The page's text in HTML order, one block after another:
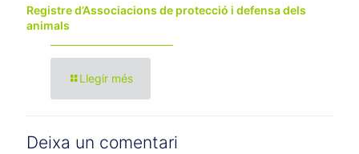
Registre d’Associacions de protecció i defensa dels
animals
Llegir més
Deixa un comentari